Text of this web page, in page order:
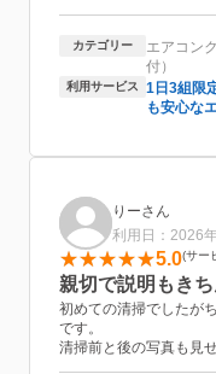
品が手に入らない古さ
れていて安心できまし
カテゴリー
エアコン
付）
利用サービス
1日3組限
も安心な
りーさん
利用日：2026
5.0 サー
親切で説明もき
初めての清掃でしたが
です。
清掃前と後の写真も見